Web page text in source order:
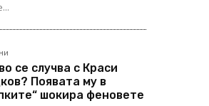
се случва с Краси
Появата му в
шокира феновете